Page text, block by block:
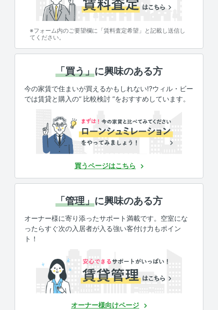
※フォーム内のご要望欄に「賃料査定希望」と記載し送信し
てください。
「買う」に興味のある方
今の家賃で住まいが買えるかもしれない!?ウィル・ビー
では賃貸と購入の“ 比較検討 ”をおすすめしています。
買うページはこちら
「管理」に興味のある方
オーナー様に寄り添ったサポート満載です。空室にな
ったらすぐ次の入居者が入る強い客付け力もポイン
ト！
オーナー様向けページ